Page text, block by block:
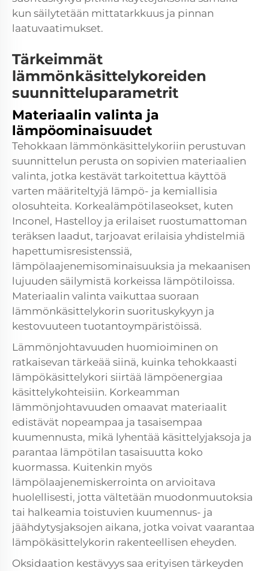
kun säilytetään mittatarkkuus ja pinnan
laatuvaatimukset.
Tärkeimmät
lämmönkäsittelykoreiden
suunnitteluparametrit
Materiaalin valinta ja
lämpöominaisuudet
Tehokkaan lämmönkäsittelykoriin perustuvan
suunnittelun perusta on sopivien materiaalien
valinta, jotka kestävät tarkoitettua käyttöä
varten määriteltyjä lämpö- ja kemiallisia
olosuhteita. Korkealämpötilaseokset, kuten
Inconel, Hastelloy ja erilaiset ruostumattoman
teräksen laadut, tarjoavat erilaisia yhdistelmiä
hapettumisresistenssiä,
lämpölaajenemisominaisuuksia ja mekaanisen
lujuuden säilymistä korkeissa lämpötiloissa.
Materiaalin valinta vaikuttaa suoraan
lämmönkäsittelykorin suorituskykyyn ja
kestovuuteen tuotantoympäristöissä.
Lämmönjohtavuuden huomioiminen on
ratkaisevan tärkeää siinä, kuinka tehokkaasti
lämpökäsittelykori siirtää lämpöenergiaa
käsittelykohteisiin. Korkeamman
lämmönjohtavuuden omaavat materiaalit
edistävät nopeampaa ja tasaisempaa
kuumennusta, mikä lyhentää käsittelyjaksoja ja
parantaa lämpötilan tasaisuutta koko
kuormassa. Kuitenkin myös
lämpölaajenemiskerrointa on arvioitava
huolellisesti, jotta vältetään muodonmuutoksia
tai halkeamia toistuvien kuumennus- ja
jäähdytysjaksojen aikana, jotka voivat vaarantaa
lämpökäsittelykorin rakenteellisen eheyden.
Oksidaation kestävyys saa erityisen tärkeyden